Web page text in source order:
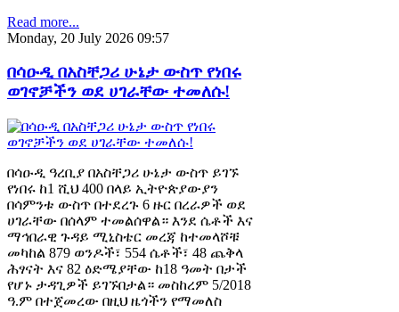
Read more...
Monday, 20 July 2026 09:57
በሳዑዲ በአስቸጋሪ ሁኔታ ውስጥ የነበሩ
ወገኖቻችን ወደ ሀገራቸው ተመለሱ!
በሳዑዲ ዓረቢያ በአስቸጋሪ ሁኔታ ውስጥ ይገኙ
የነበሩ ከ1 ሺህ 400 በላይ ኢትዮጵያውያን
በሳምንቱ ውስጥ በተደረጉ 6 ዙር በረራዎች ወደ
ሀገራቸው በሰላም ተመልሰዋል። እንደ ሴቶች እና
ማኅበራዊ ጉዳይ ሚኒስቴር መረጃ ከተመላሾቹ
መካከል 879 ወንዶች፣ 554 ሴቶች፣ 48 ጨቅላ
ሕፃናት እና 82 ዕድሜያቸው ከ18 ዓመት በታች
የሆኑ ታዳጊዎች ይገኙበታል። መስከረም 5/2018
ዓ.ም በተጀመረው በዚህ ዜጎችን የማመለስ